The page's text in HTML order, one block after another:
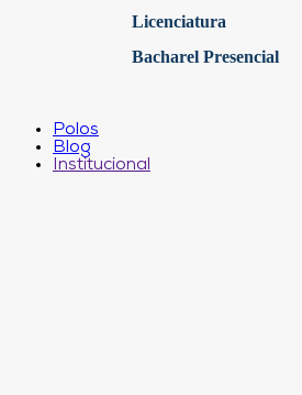
Licenciatura
Bacharel Presencial
Polos
Blog
Institucional